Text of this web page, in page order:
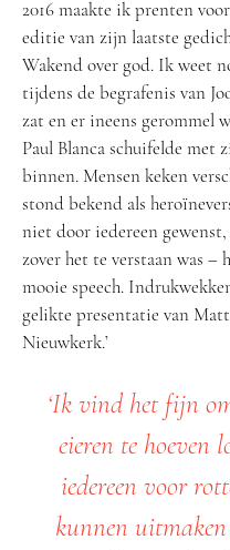
2016 maakte ik prenten
editie van zijn laatste
Wakend over god. Ik weet
tijdens de begrafenis van
zat en er ineens gerommel
Paul Blanca schuifelde met
binnen. Mensen keken
stond bekend als
niet door iedereen
zover het te verstaan was –
mooie speech.
gelikte presentatie van
Nieuwkerk.’
‘Ik vind het fijn
eieren te hoeven
iedereen voor
kunnen